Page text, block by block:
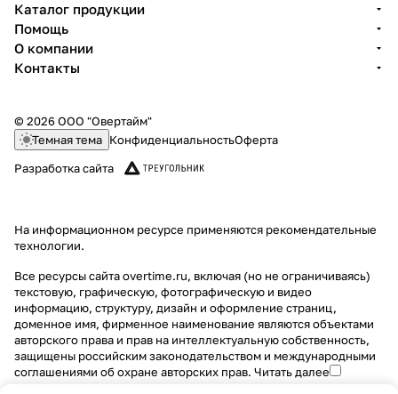
Каталог продукции
Помощь
О компании
Контакты
© 2026 ООО "Овертайм"
Темная тема КонфиденциальностьОферта
Разработка сайта
На информационном ресурсе применяются рекомендательные
технологии.
Все ресурсы сайта overtime.ru, включая (но не ограничиваясь)
текстовую, графическую, фотографическую и видео
информацию, структуру, дизайн и оформление страниц,
доменное имя, фирменное наименование являются объектами
авторского права и прав на интеллектуальную собственность,
защищены российским законодательством и международными
соглашениями об охране авторских прав. Читать далее